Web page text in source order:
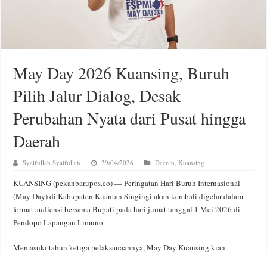
May Day 2026 Kuansing, Buruh
Pilih Jalur Dialog, Desak
Perubahan Nyata dari Pusat hingga
Daerah
Syaifullah Syaifullah 29/04/2026 Daerah, Kuansing
KUANSING (pekanbarupos.co) — Peringatan Hari Buruh Internasional
(May Day) di Kabupaten Kuantan Singingi akan kembali digelar dalam
format audiensi bersama Bupati pada hari jumat tanggal 1 Mei 2026 di
Pendopo Lapangan Limuno.
Memasuki tahun ketiga pelaksanaannya, May Day Kuansing kian